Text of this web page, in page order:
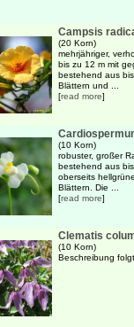
Campsis
(20 Korn)
mehrjähriger,
bis zu 12 m mit
bestehend aus
Blättern und ...
[read more]
(10 Korn)
robuster, großer
bestehend aus
oberseits
Blättern. Die ...
[read more]
Clematis
(10 Korn)
Beschreibung